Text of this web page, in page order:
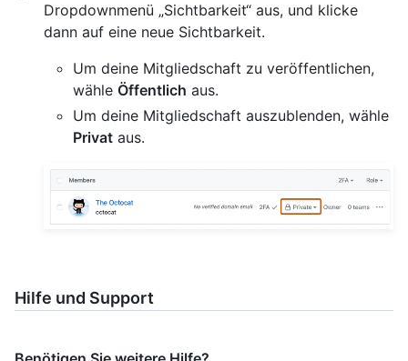
Dropdownmenü „Sichtbarkeit“ aus, und klicke
dann auf eine neue Sichtbarkeit.
Um deine Mitgliedschaft zu veröffentlichen,
wähle Öffentlich aus.
Um deine Mitgliedschaft auszublenden, wähle
Privat aus.
Hilfe und Support